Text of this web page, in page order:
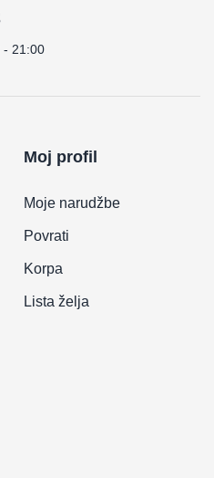
- 21:00
Moj profil
Moje narudžbe
Povrati
Korpa
Lista želja